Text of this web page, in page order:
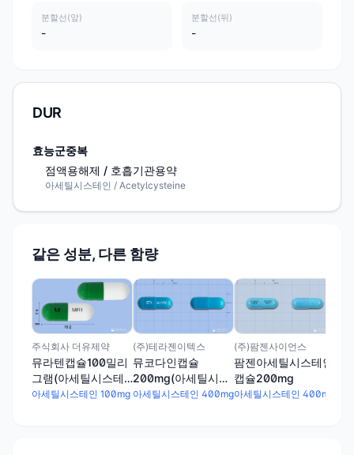
분할선(앞)
-
분할선(뒤)
-
DUR
효능군중복
점액용해제 / 호흡기관용약
아세틸시스테인 / Acetylcysteine
같은 성분, 다른 함량
주식회사 더유제약
뮤라텐캡슐100밀리
그램(아세틸시스테
인)
아세틸시스테인 100mg
(주)테라젠이텍스
뮤코다인캡슐
200mg(아세틸시스
테인)
아세틸시스테인 400mg
(주)팜젠사이언스
팜젠아세틸시스테인
캡슐200mg
아세틸시스테인 400mg